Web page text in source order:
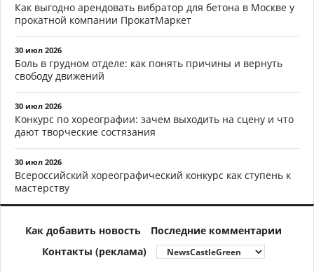
Как выгодно арендовать вибратор для бетона в Москве у
прокатной компании ПрокатМаркет
30 июл 2026
Боль в грудном отделе: как понять причины и вернуть
свободу движений
30 июл 2026
Конкурс по хореографии: зачем выходить на сцену и что
дают творческие состязания
30 июл 2026
Всероссийский хореографический конкурс как ступень к
мастерству
Как добавить новость
Последние комментарии
Контакты (реклама)